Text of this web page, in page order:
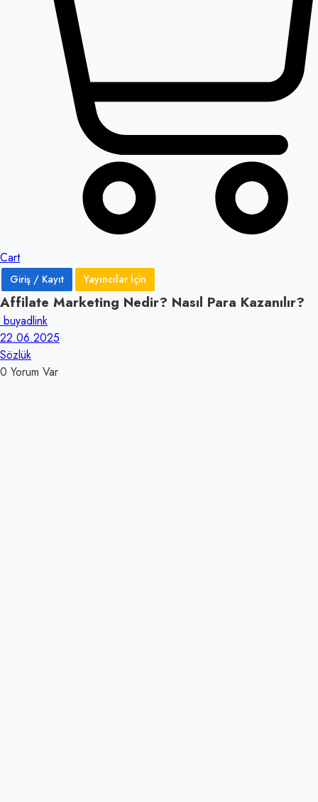
Cart
Giriş / Kayıt Yayıncılar İçin
Affilate Marketing Nedir? Nasıl Para Kazanılır?
buyadlink
22.06.2025
Sözlük
0 Yorum Var